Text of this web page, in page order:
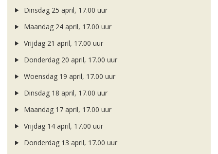
Dinsdag 25 april, 17.00 uur
Maandag 24 april, 17.00 uur
Vrijdag 21 april, 17.00 uur
Donderdag 20 april, 17.00 uur
Woensdag 19 april, 17.00 uur
Dinsdag 18 april, 17.00 uur
Maandag 17 april, 17.00 uur
Vrijdag 14 april, 17.00 uur
Donderdag 13 april, 17.00 uur